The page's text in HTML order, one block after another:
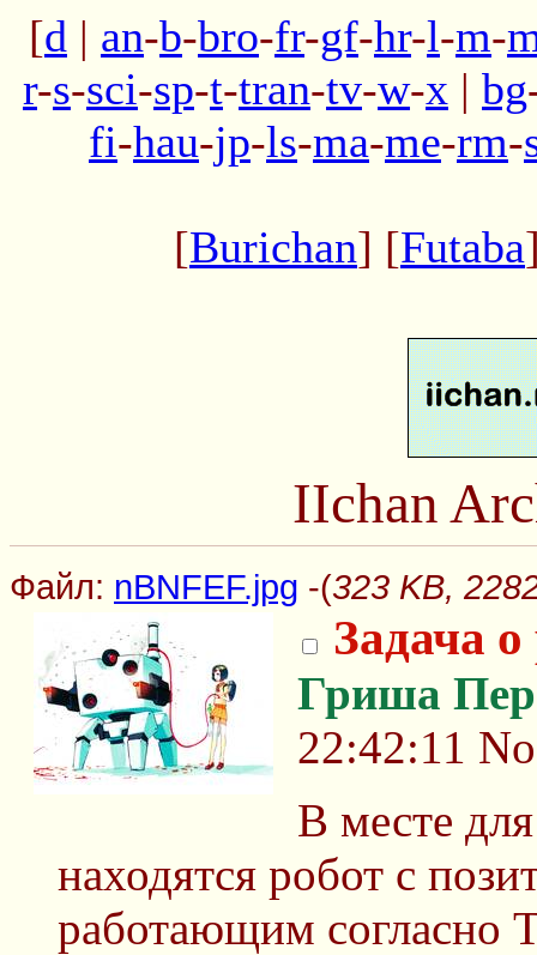
[d | an-b-bro-fr-gf-hr-l-m-
r-s-sci-sp-t-tran-tv-w-x | bg
fi-hau-jp-ls-ma-me-rm-
[Burichan] [Futaba
IIchan
Файл: nBNFEF.jpg -(323 KB,
Задача о
Гриша
22:42:11
В месте
находятся робот с
работающим согласно